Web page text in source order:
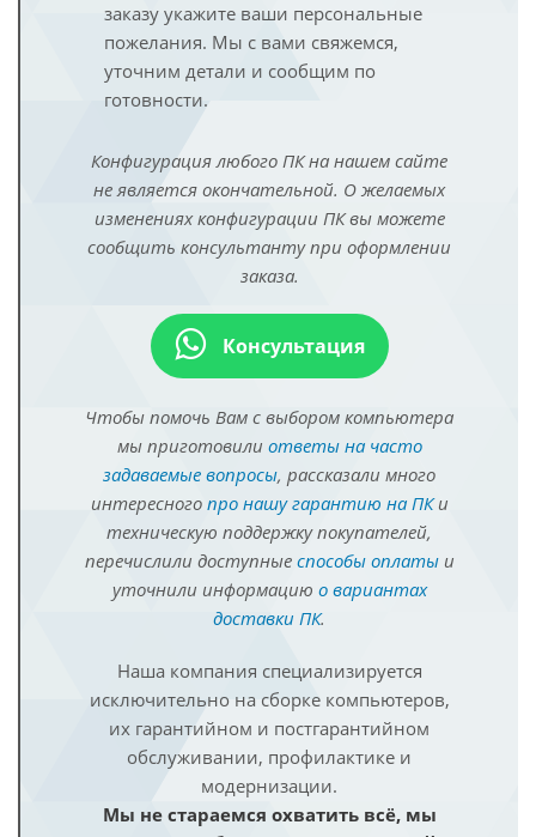
заказу укажите ваши персональные
пожелания. Мы с вами свяжемся,
уточним детали и сообщим по
готовности.
Конфигурация любого ПК на нашем сайте
не является окончательной. О желаемых
изменениях конфигурации ПК вы можете
сообщить консультанту при оформлении
заказа.
Консультация
Чтобы помочь Вам с выбором компьютера
мы приготовили ответы на часто
задаваемые вопросы, рассказали много
интересного про нашу гарантию на ПКи
техническую поддержку покупателей,
перечислили доступные способы оплатыи
уточнили информацию о вариантах
доставки ПК.
Наша компания специализируется
исключительно на сборке компьютеров,
их гарантийном и постгарантийном
обслуживании, профилактике и
модернизации.
Мы не стараемся охватить всё, мы